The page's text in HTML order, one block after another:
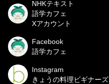
NHKテキスト
語学カフェ
Xアカウント
Facebook
語学カフェ
Instagram
きょうの料理ビギナーズ